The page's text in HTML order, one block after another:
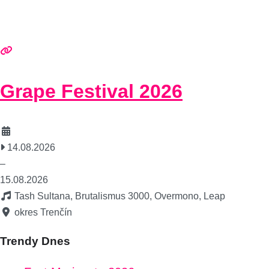
Grape Festival 2026
14.08.2026
–
15.08.2026
Tash Sultana, Brutalismus 3000, Overmono, Leap
okres Trenčín
Trendy Dnes